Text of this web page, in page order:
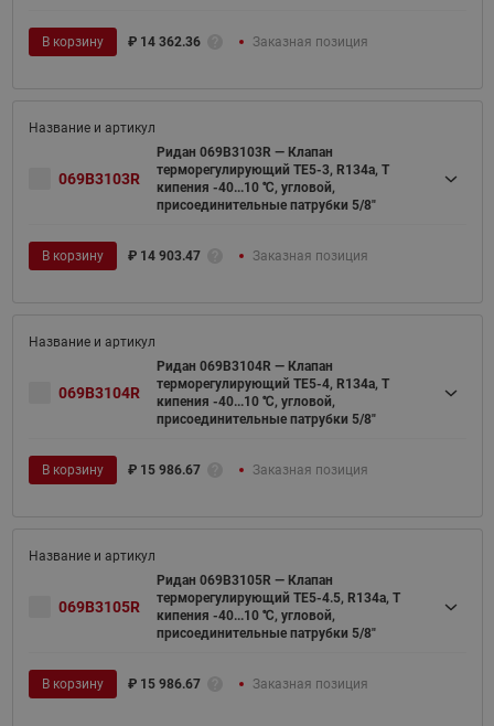
В корзину ₽ 14 362.36 Заказная позиция
069B3103R
Ридан 069B3103R — Клапан
терморегулирующий TE5-3, R134a, T
кипения -40...10 ℃, угловой,
присоединительные патрубки 5/8"
В корзину ₽ 14 903.47 Заказная позиция
069B3104R
Ридан 069B3104R — Клапан
терморегулирующий TE5-4, R134a, T
кипения -40...10 ℃, угловой,
присоединительные патрубки 5/8"
В корзину ₽ 15 986.67 Заказная позиция
069B3105R
Ридан 069B3105R — Клапан
терморегулирующий TE5-4.5, R134a, T
кипения -40...10 ℃, угловой,
присоединительные патрубки 5/8"
В корзину ₽ 15 986.67 Заказная позиция